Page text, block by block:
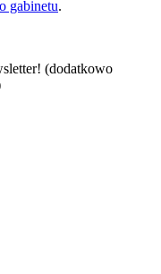
gabinetu.
(dodatkowo